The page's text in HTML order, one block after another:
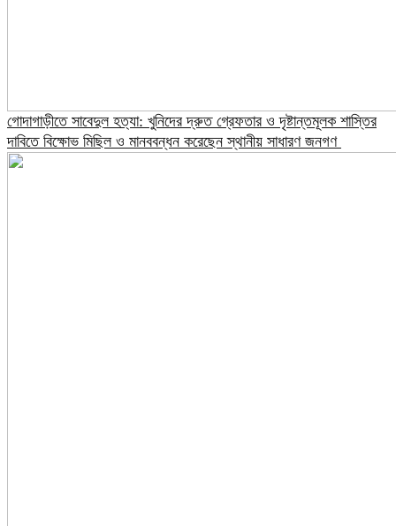
গোদাগাড়ীতে সাবেদুল হত্যা: খুনিদের দ্রুত গ্রেফতার ও দৃষ্টান্তমূলক শাস্তির
দাবিতে বিক্ষোভ মিছিল ও মানববন্ধন করেছেন স্থানীয় সাধারণ জনগণ